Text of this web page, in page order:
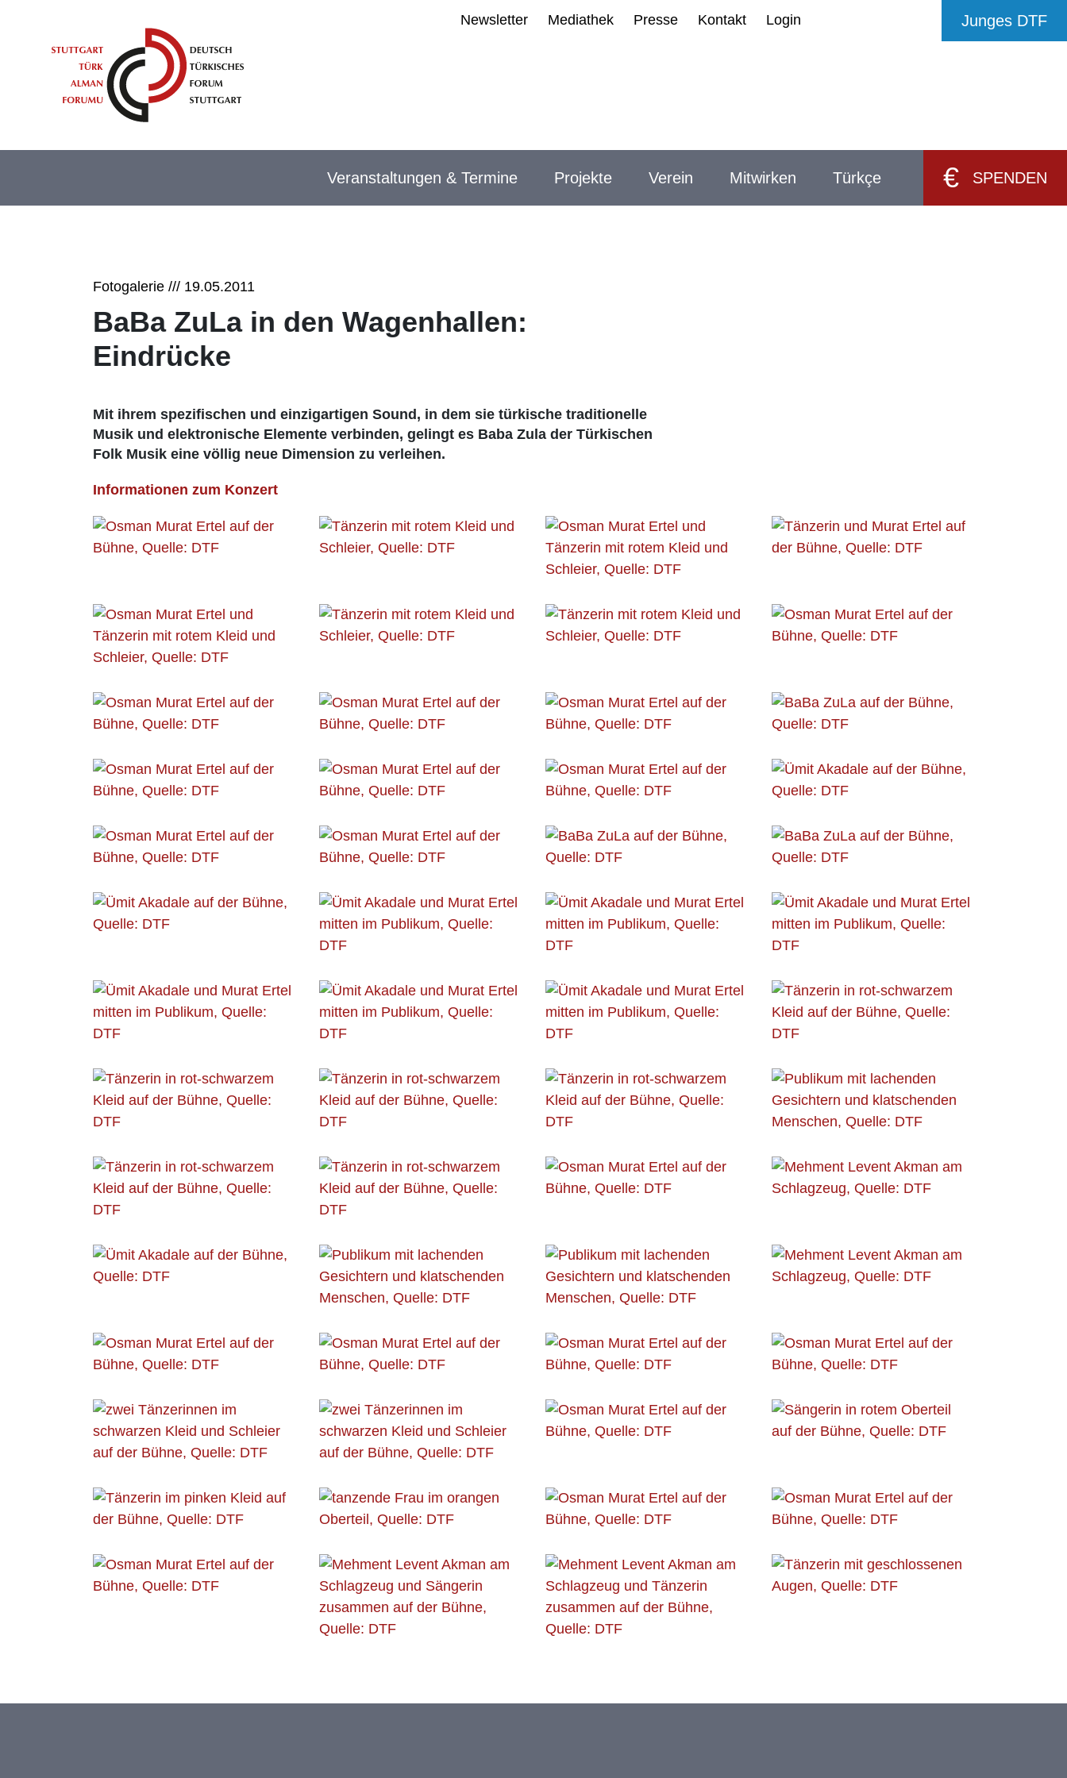
Newsletter Mediathek Presse Kontakt Login Junges DTF
Veranstaltungen & Termine Projekte Verein Mitwirken Türkçe € SPENDEN
Fotogalerie /// 19.05.2011
BaBa ZuLa in den Wagenhallen:
Eindrücke
Mit ihrem spezifischen und einzigartigen Sound, in dem sie türkische traditionelle
Musik und elektronische Elemente verbinden, gelingt es Baba Zula der Türkischen
Folk Musik eine völlig neue Dimension zu verleihen.
Informationen zum Konzert